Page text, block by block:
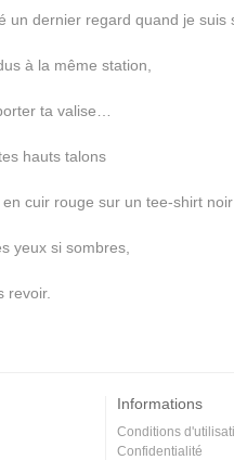
un dernier regard quand je suis
à la même station,
ta valise…
hauts talons
cuir rouge sur un tee-shirt noir
yeux si sombres,
revoir.
Informations
Conditions
Confidentialité